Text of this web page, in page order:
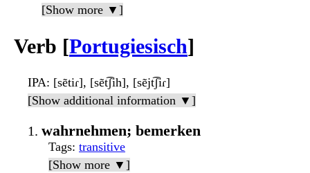
[Show more ▼]
Verb [Portugiesisch]
IPA: [sẽtiɾ], [sẽt͡ʃih], [sẽjt͡ʃiɾ]
[Show additional information ▼]
wahrnehmen; bemerken
Tags: transitive
[Show more ▼]